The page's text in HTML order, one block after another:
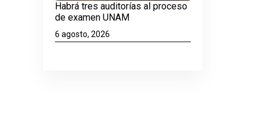
Habrá tres auditorías al proceso
de examen UNAM
6 agosto, 2026